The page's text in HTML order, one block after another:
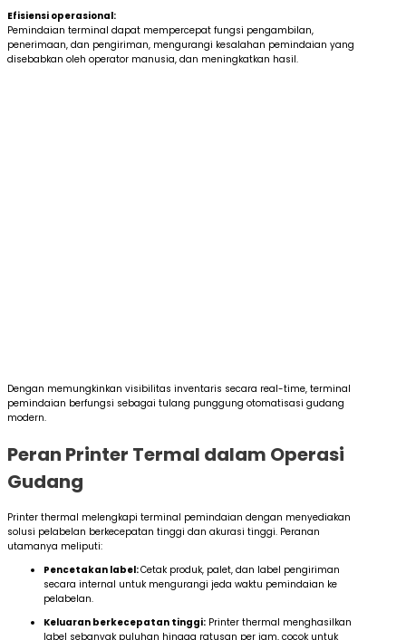
Efisiensi operasional:
Pemindaian terminal dapat mempercepat fungsi pengambilan,
penerimaan, dan pengiriman, mengurangi kesalahan pemindaian yang
disebabkan oleh operator manusia, dan meningkatkan hasil.
Dengan memungkinkan visibilitas inventaris secara real-time, terminal
pemindaian berfungsi sebagai tulang punggung otomatisasi gudang
modern.
Peran Printer Termal dalam Operasi
Gudang
Printer thermal melengkapi terminal pemindaian dengan menyediakan
solusi pelabelan berkecepatan tinggi dan akurasi tinggi. Peranan
utamanya meliputi:
Pencetakan label:Cetak produk, palet, dan label pengiriman
secara internal untuk mengurangi jeda waktu pemindaian ke
pelabelan.
Keluaran berkecepatan tinggi: Printer thermal menghasilkan
label sebanyak puluhan hingga ratusan per jam, cocok untuk